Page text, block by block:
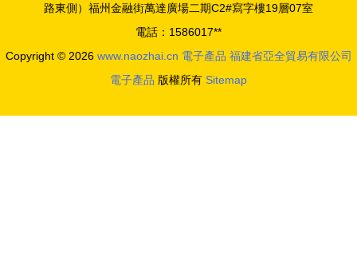
領電子節能
路東側）福州金融街萬達廣場二期C2#寫字樓19層07室
電話：1586017**
Copyright © 2026 www.naozhai.cn 電子產品 福建省亞全貿易有限公司
電子產品 版權所有 Sitemap